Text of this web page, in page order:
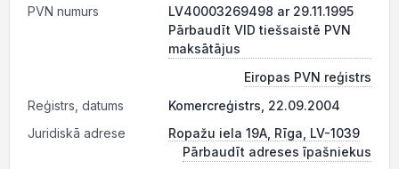
PVN numurs
LV40003269498 ar 29.11.1995
Pārbaudīt VID tiešsaistē PVN
maksātājus
Eiropas PVN reģistrs
Reģistrs, datums
Komercreģistrs, 22.09.2004
Juridiskā adrese
Ropažu iela 19A, Rīga, LV-1039
Pārbaudīt adreses īpašniekus